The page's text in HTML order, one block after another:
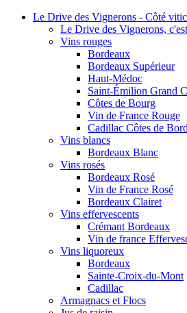
Le Drive des Vignerons - Côté
Le Drive des Vignerons,
Vins rouges
Bordeaux
Bordeaux Supérieur
Haut-Médoc
Saint-Émilion Grand
Côtes de Bourg
Vin de France Rouge
Cadillac Côtes de
Vins blancs
Bordeaux Blanc
Vins rosés
Bordeaux Rosé
Vin de France Rosé
Bordeaux Clairet
Vins effervescents
Crémant Bordeaux
Vin de france
Vins liquoreux
Bordeaux
Sainte-Croix-du-Mont
Cadillac
Armagnacs et Flocs